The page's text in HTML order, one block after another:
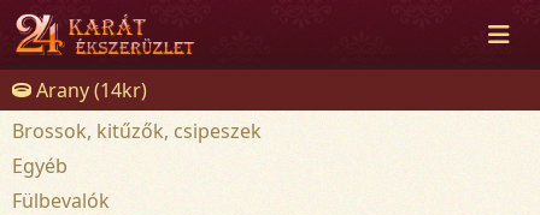
Arany (14kr)
Brossok, kitűzők, csipeszek
Egyéb
Fülbevalók